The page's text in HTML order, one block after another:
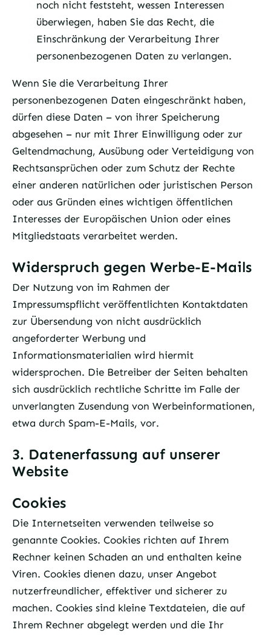
noch nicht feststeht, wessen Interessen
überwiegen, haben Sie das Recht, die
Einschränkung der Verarbeitung Ihrer
personenbezogenen Daten zu verlangen.
Wenn Sie die Verarbeitung Ihrer
personenbezogenen Daten eingeschränkt haben,
dürfen diese Daten – von ihrer Speicherung
abgesehen – nur mit Ihrer Einwilligung oder zur
Geltendmachung, Ausübung oder Verteidigung von
Rechtsansprüchen oder zum Schutz der Rechte
einer anderen natürlichen oder juristischen Person
oder aus Gründen eines wichtigen öffentlichen
Interesses der Europäischen Union oder eines
Mitgliedstaats verarbeitet werden.
Widerspruch gegen Werbe-E-Mails
Der Nutzung von im Rahmen der
Impressumspflicht veröffentlichten Kontaktdaten
zur Übersendung von nicht ausdrücklich
angeforderter Werbung und
Informationsmaterialien wird hiermit
widersprochen. Die Betreiber der Seiten behalten
sich ausdrücklich rechtliche Schritte im Falle der
unverlangten Zusendung von Werbeinformationen,
etwa durch Spam-E-Mails, vor.
3. Datenerfassung auf unserer
Website
Cookies
Die Internetseiten verwenden teilweise so
genannte Cookies. Cookies richten auf Ihrem
Rechner keinen Schaden an und enthalten keine
Viren. Cookies dienen dazu, unser Angebot
nutzerfreundlicher, effektiver und sicherer zu
machen. Cookies sind kleine Textdateien, die auf
Ihrem Rechner abgelegt werden und die Ihr